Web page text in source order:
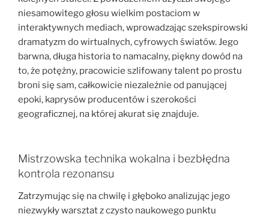
niesamowitego głosu wielkim postaciom w
interaktywnych mediach, wprowadzając szekspirowski
dramatyzm do wirtualnych, cyfrowych światów. Jego
barwna, długa historia to namacalny, piękny dowód na
to, że potężny, pracowicie szlifowany talent po prostu
broni się sam, całkowicie niezależnie od panującej
epoki, kaprysów producentów i szerokości
geograficznej, na której akurat się znajduje.
Mistrzowska technika wokalna i bezbłędna
kontrola rezonansu
Zatrzymując się na chwilę i głęboko analizując jego
niezwykły warsztat z czysto naukowego punktu